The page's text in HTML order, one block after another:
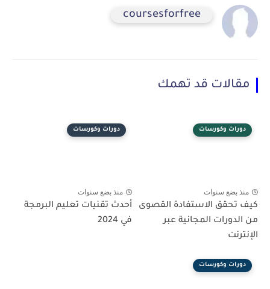
coursesforfree
مقالات قد تهمك
دورات وكورسات
منذ بضع سنوات
كيف تحقق الاستفادة القصوى
من الدورات المجانية عبر
الإنترنت
دورات وكورسات
منذ بضع سنوات
أحدث تقنيات تعليم البرمجة
في 2024
دورات وكورسات